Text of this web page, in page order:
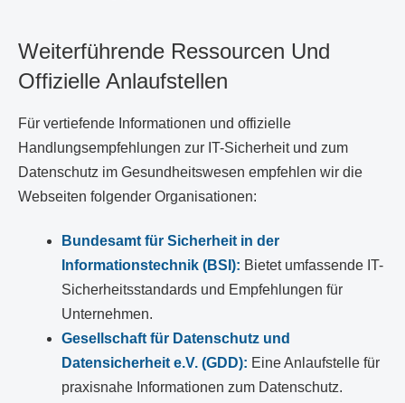
Weiterführende Ressourcen Und
Offizielle Anlaufstellen
Für vertiefende Informationen und offizielle
Handlungsempfehlungen zur IT-Sicherheit und zum
Datenschutz im Gesundheitswesen empfehlen wir die
Webseiten folgender Organisationen:
Bundesamt für Sicherheit in der
Informationstechnik (BSI): Bietet umfassende IT-
Sicherheitsstandards und Empfehlungen für
Unternehmen.
Gesellschaft für Datenschutz und
Datensicherheit e.V. (GDD): Eine Anlaufstelle für
praxisnahe Informationen zum Datenschutz.